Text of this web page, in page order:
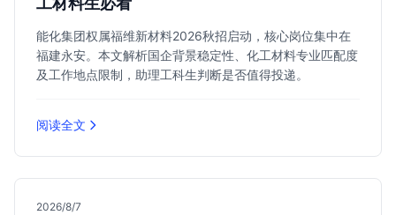
能化集团权属福维新材料2026秋招启动，核心岗位集中在
福建永安。本文解析国企背景稳定性、化工材料专业匹配度
及工作地点限制，助理工科生判断是否值得投递。
阅读全文
2026/8/7